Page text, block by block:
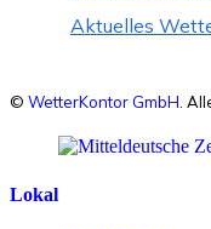
Aktuelles
© WetterKontor GmbH.
Lokal